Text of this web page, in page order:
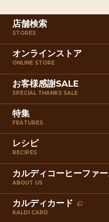
店舗検索
STORES
オンラインストア
ONLINE STORE
お客様感謝SALE
SPECIAL THANKS SALE
特集
FEATURES
レシピ
RECIPES
カルディコーヒーファ
ABOUT US
カルディカード
KALDI CARD